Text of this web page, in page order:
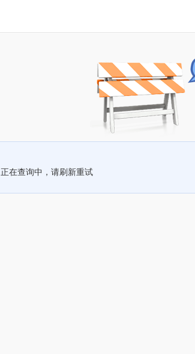
正在查询中，请刷新重试